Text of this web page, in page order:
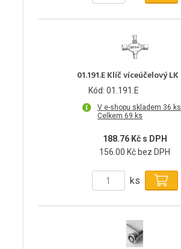
01.191.E Klíč víceúčelový LK
Kód: 01.191.E
V e-shopu skladem 36 ks
Celkem 69 ks
188.76 Kč s DPH
156.00 Kč bez DPH
ks